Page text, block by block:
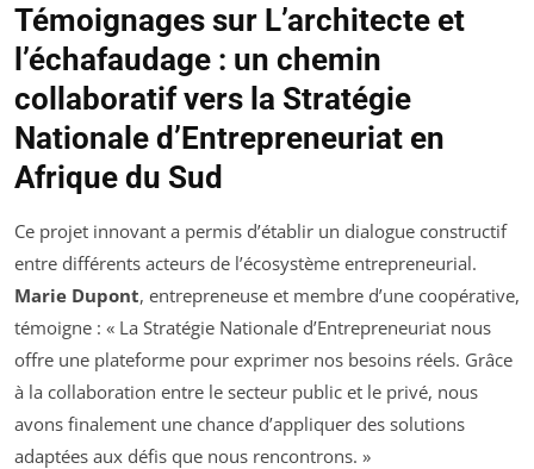
Témoignages sur L’architecte et
l’échafaudage : un chemin
collaboratif vers la Stratégie
Nationale d’Entrepreneuriat en
Afrique du Sud
Ce projet innovant a permis d’établir un dialogue constructif
entre différents acteurs de l’écosystème entrepreneurial.
Marie Dupont, entrepreneuse et membre d’une coopérative,
témoigne : « La Stratégie Nationale d’Entrepreneuriat nous
offre une plateforme pour exprimer nos besoins réels. Grâce
à la collaboration entre le secteur public et le privé, nous
avons finalement une chance d’appliquer des solutions
adaptées aux défis que nous rencontrons. »